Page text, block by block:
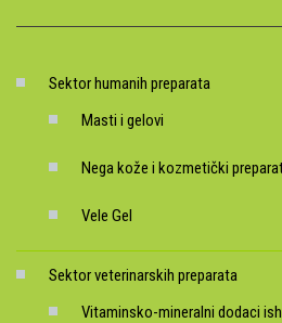
Sektor humanih preparata
Masti i gelovi
Nega kože i kozmetički
Vele Gel
Sektor veterinarskih preparata
Vitaminsko-mineralni dodaci